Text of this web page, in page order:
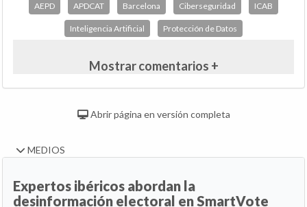
AEPD APDCAT Barcelona Ciberseguridad ICAB
Inteligencia Artificial Protección de Datos
Mostrar comentarios +
Abrir página en versión completa
MEDIOS
Expertos ibéricos abordan la
desinformación electoral en SmartVote